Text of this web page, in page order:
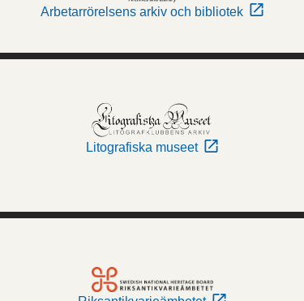
Arbetarrörelsens arkiv och bibliotek
Litografiska museet